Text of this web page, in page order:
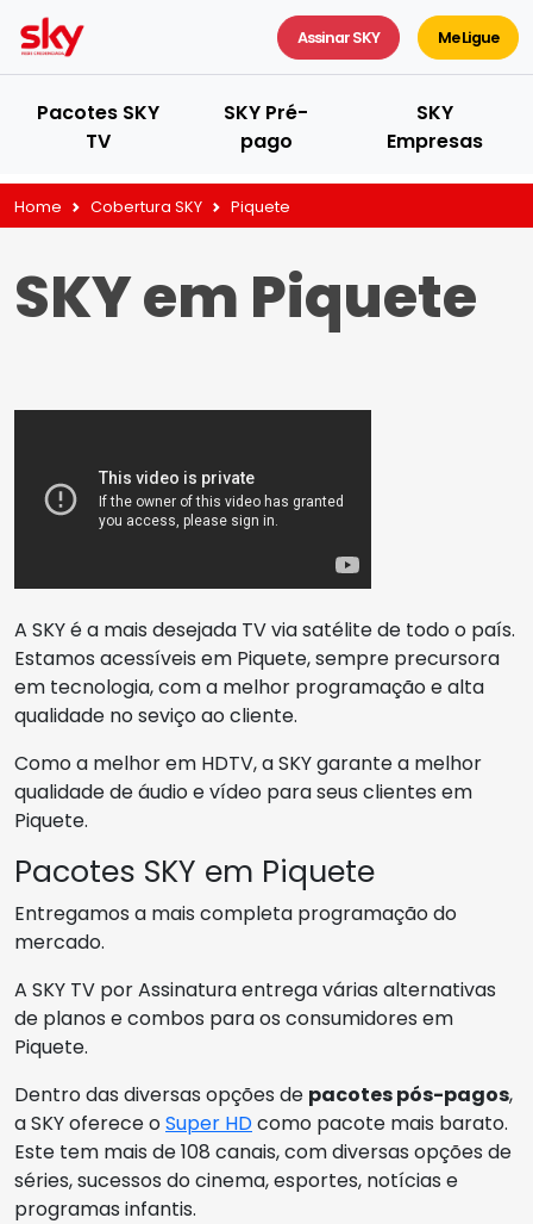
Assinar SKY Me Ligue
Pacotes SKY
TV
SKY Pré-
pago
SKY
Empresas
Home Cobertura SKY Piquete
SKY em Piquete
A SKY é a mais desejada TV via satélite de todo o país.
Estamos acessíveis em Piquete, sempre precursora
em tecnologia, com a melhor programação e alta
qualidade no seviço ao cliente.
Como a melhor em HDTV, a SKY garante a melhor
qualidade de áudio e vídeo para seus clientes em
Piquete.
Pacotes SKY em Piquete
Entregamos a mais completa programação do
mercado.
A SKY TV por Assinatura entrega várias alternativas
de planos e combos para os consumidores em
Piquete.
Dentro das diversas opções de pacotes pós-pagos,
a SKY oferece oSuper HDcomo pacote mais barato.
Este tem mais de 108 canais, com diversas opções de
séries, sucessos do cinema, esportes, notícias e
programas infantis.